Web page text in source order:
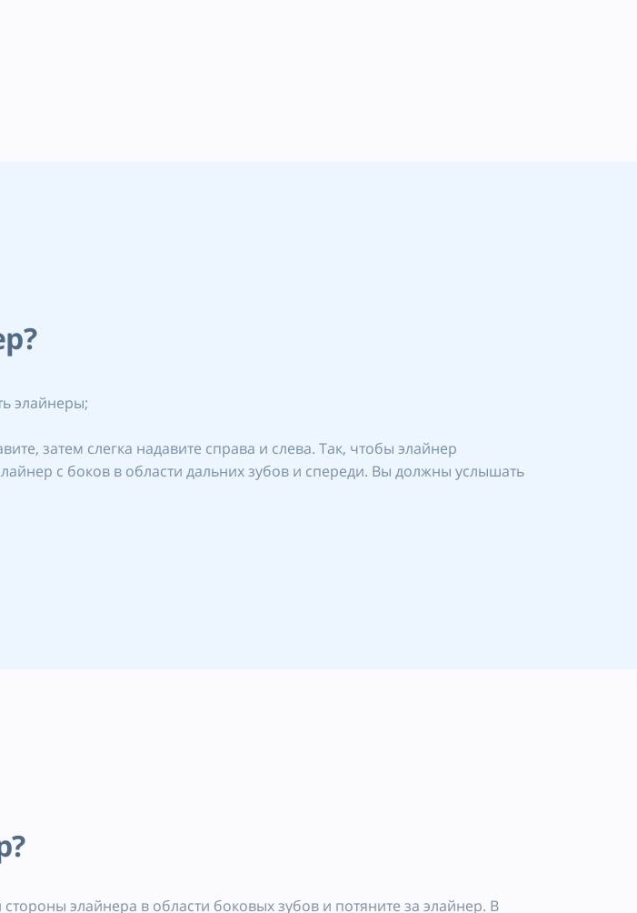
элайнеры;
затем слегка надавите справа и слева. Так, чтобы элайнер
с боков в области дальних зубов и спереди. Вы должны услышать
элайнера в области боковых зубов и потяните за элайнер. В